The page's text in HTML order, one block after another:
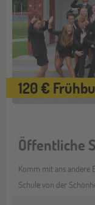
120 €
Öffentliche
Komm mit ans andere
Schule von der